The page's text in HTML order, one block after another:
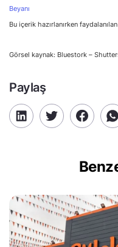
Beyanı
Bu içerik hazırlanırken
Görsel kaynak: Bluestork –
Paylaş